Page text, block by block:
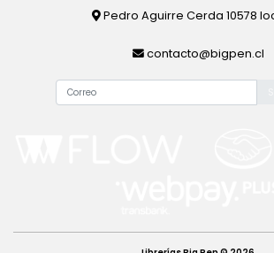
Pedro Aguirre Cerda 10578
contacto@bigpen.cl